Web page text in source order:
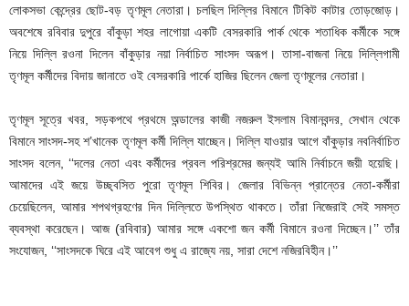
লোকসভা কেন্দ্রের ছোট-বড় তৃণমূল নেতারা। চলছিল দিল্লির বিমানে টিকিট কাটার তোড়জোড়।
অবশেষে রবিবার দুপুরে বাঁকুড়া শহর লাগোয়া একটি বেসরকারি পার্ক থেকে শতাধিক কর্মীকে সঙ্গে
নিয়ে দিল্লি রওনা দিলেন বাঁকুড়ার নয়া নির্বাচিত সাংসদ অরূপ। তাসা-বাজনা নিয়ে দিল্লিগামী
তৃণমূল কর্মীদের বিদায় জানাতে ওই বেসরকারি পার্কে হাজির ছিলেন জেলা তৃণমূলের নেতারা।
তৃণমূল সূত্রে খবর, সড়কপথে প্রথমে অন্ডালের কাজী নজরুল ইসলাম বিমানবন্দর, সেখান থেকে
বিমানে সাংসদ-সহ শ’খানেক তৃণমূল কর্মী দিল্লি যাচ্ছেন। দিল্লি যাওয়ার আগে বাঁকুড়ার নবনির্বাচিত
সাংসদ বলেন, ‘‘দলের নেতা এবং কর্মীদের প্রবল পরিশ্রমের জন্যই আমি নির্বাচনে জয়ী হয়েছি।
আমাদের এই জয়ে উচ্ছ্বসিত পুরো তৃণমূল শিবির। জেলার বিভিন্ন প্রান্তের নেতা-কর্মীরা
চেয়েছিলেন, আমার শপথগ্রহণের দিন দিল্লিতে উপস্থিত থাকতে। তাঁরা নিজেরাই সেই সমস্ত
ব্যবস্থা করেছেন। আজ (রবিবার) আমার সঙ্গে একশো জন কর্মী বিমানে রওনা দিচ্ছেন।’’ তাঁর
সংযোজন, ‘‘সাংসদকে ঘিরে এই আবেগ শুধু এ রাজ্যে নয়, সারা দেশে নজিরবিহীন।’’